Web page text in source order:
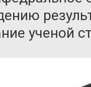
ученой